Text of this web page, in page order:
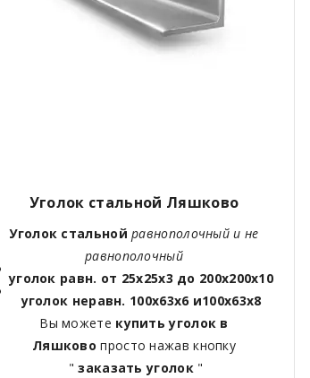
Уголок стальной Ляшково
Уголок стальной равнополочный и не
равнополочный
уголок равн. от 25х25х3 до 200х200х10
уголок неравн. 100х63х6 и100х63х8
Вы можете купить уголок в
Ляшковопросто нажав кнопку
" заказать уголок"